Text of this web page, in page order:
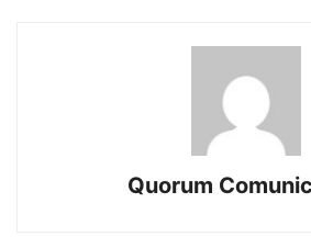
Quorum